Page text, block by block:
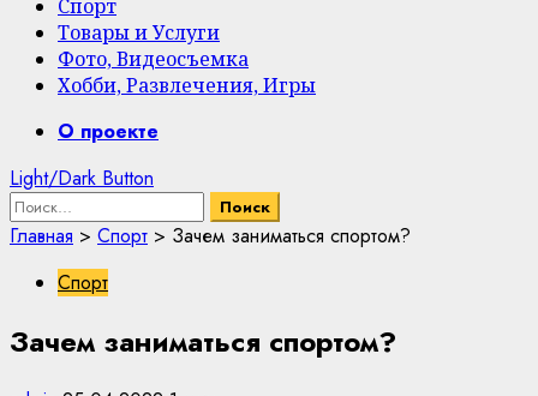
Спорт
Товары и Услуги
Фото, Видеосъемка
Хобби, Развлечения, Игры
PrimaryО проекте
Light/Dark Button
Найти:
Главная > Спорт > Зачем заниматься спортом?
Спорт
Зачем заниматься спортом?